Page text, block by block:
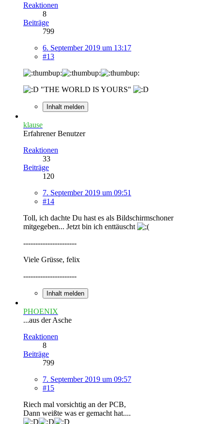
Reaktionen
8
Beiträge
799
6. September 2019 um 13:17
#13
"THE WORLD IS YOURS"
Inhalt melden
klause
Erfahrener Benutzer
Reaktionen
33
Beiträge
120
7. September 2019 um 09:51
#14
Toll, ich dachte Du hast es als Bildschirmschoner
mitgegeben... Jetzt bin ich enttäuscht
----------------------
Viele Grüsse, felix
----------------------
Inhalt melden
PHOENIX
...aus der Asche
Reaktionen
8
Beiträge
799
7. September 2019 um 09:57
#15
Riech mal vorsichtig an der PCB,
Dann weißte was er gemacht hat....